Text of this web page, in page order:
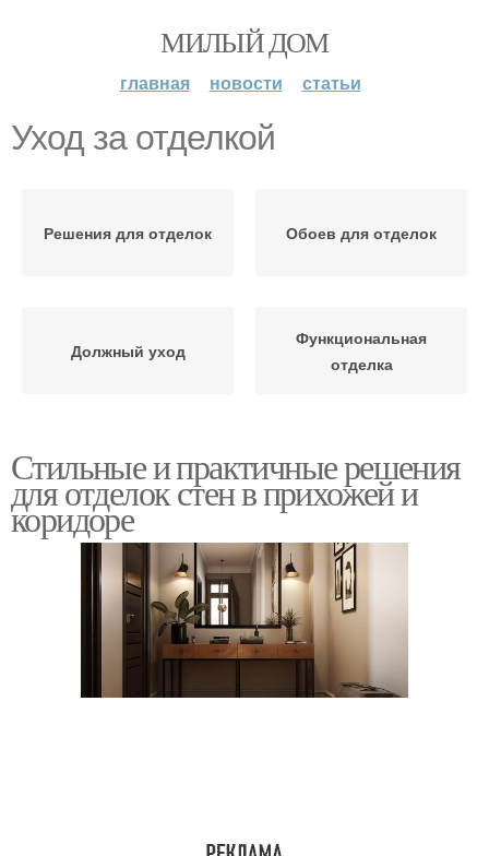
МИЛЫЙ ДОМ
главная новости статьи
Уход за отделкой
Решения для отделок Обоев для отделок
Должный уход
Функциональная
отделка
Стильные и практичные решения
для отделок стен в прихожей и
коридоре